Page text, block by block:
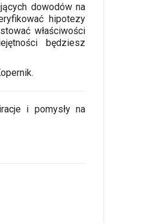
dowodów na
hipotezy
właściwości
będziesz
i pomysły na